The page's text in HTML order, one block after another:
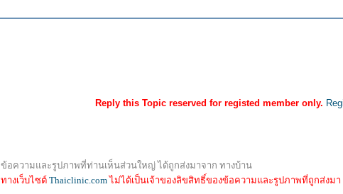
Reply this Topic reserved for registed member only.
ข้อความและรูปภาพที่ท่านเห็นส่วนใหญ่ ได้ถูกส่งมาจาก ทางบ้าน
ทางเว็บไซต์ Thaiclinic.comไม่ได้เป็นเจ้าของลิขสิทธิ์ของข้อความและรูปภาพที่ถูกส่งมา